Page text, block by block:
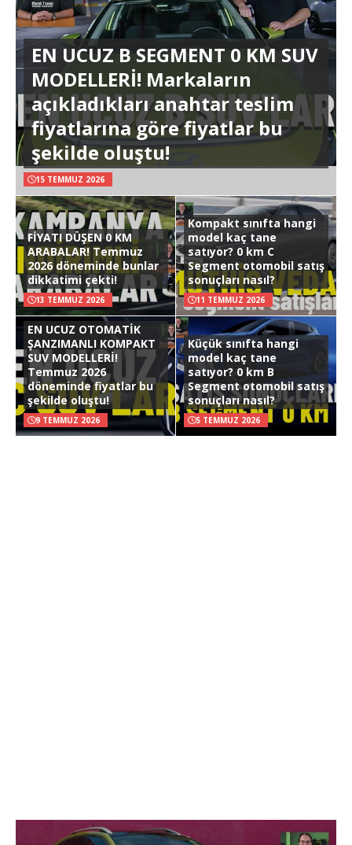
EN UCUZ B SEGMENT 0 KM SUV
MODELLERİ! Markaların
açıkladıkları anahtar teslim
fiyatlarına göre fiyatlar bu
şekilde oluştu!
15 TEMMUZ 2026
FİYATI DÜŞEN 0 KM
ARABALAR! Temmuz
2026 döneminde bunlar
dikkatimi çekti!
13 TEMMUZ 2026
Kompakt sınıfta hangi
model kaç tane
satıyor? 0 km C
Segment otomobil satış
sonuçları nasıl?
11 TEMMUZ 2026
EN UCUZ OTOMATİK
ŞANZIMANLI KOMPAKT
SUV MODELLERİ!
Temmuz 2026
döneminde fiyatlar bu
şekilde oluştu!
9 TEMMUZ 2026
Küçük sınıfta hangi
model kaç tane
satıyor? 0 km B
Segment otomobil satış
sonuçları nasıl?
5 TEMMUZ 2026